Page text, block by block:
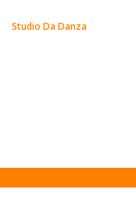
Studio Da Danza